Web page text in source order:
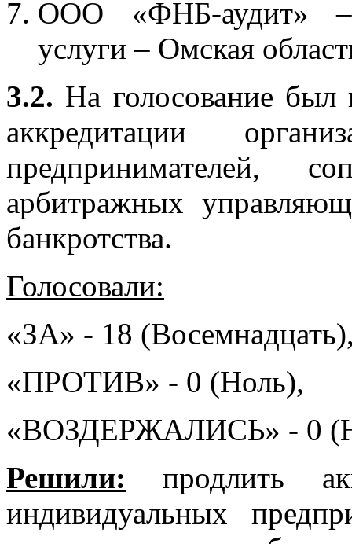
ООО «ФНБ-аудит» –
услуги – Омская
3.2. На голосование был
аккредитации
предпринимателей,
арбитражных
банкротства.
Голосовали:
«ЗА» - 18
«ПРОТИВ» - 0 (Ноль),
«ВОЗДЕРЖАЛИСЬ» - 0
Решили: продлить
индивидуальных